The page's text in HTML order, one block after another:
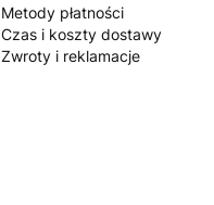
Metody płatności
Czas i koszty dostawy
Zwroty i reklamacje